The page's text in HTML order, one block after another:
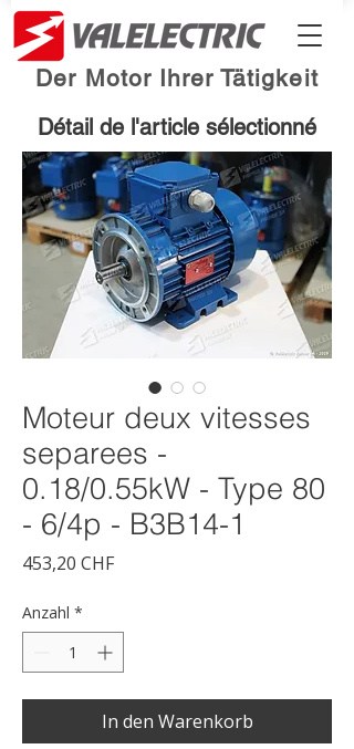
Der Motor Ihrer Tätigkeit
Détail de l'article sélectionné
Moteur deux vitesses
separees -
0.18/0.55kW - Type 80
- 6/4p - B3B14-1
453,20 CHFPreis
Anzahl *
In den Warenkorb